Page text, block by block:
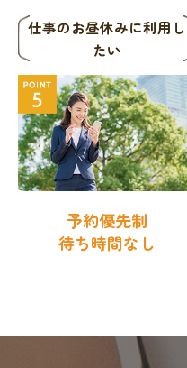
仕事のお昼休みに利用し
たい
予約優先制
待ち時間なし